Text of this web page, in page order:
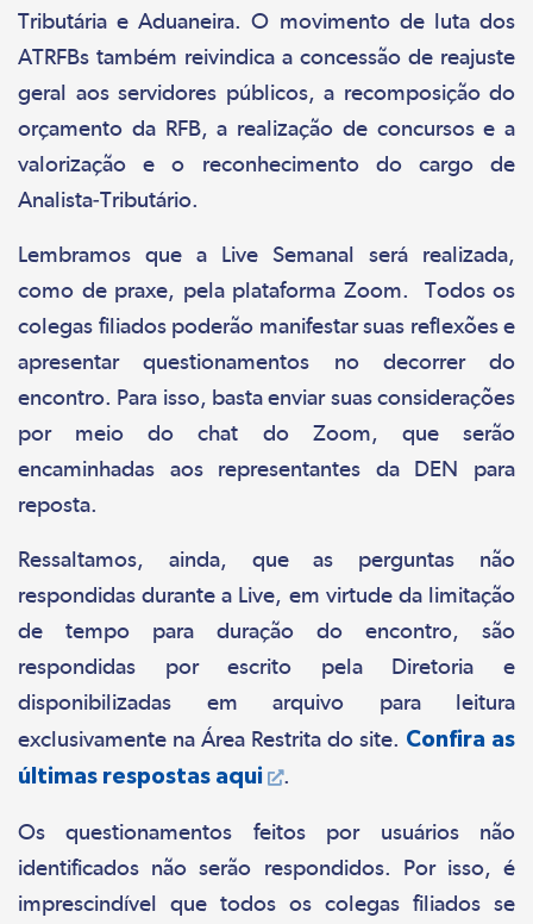
Tributária e Aduaneira. O movimento de luta dos
ATRFBs também reivindica a concessão de reajuste
geral aos servidores públicos, a recomposição do
orçamento da RFB, a realização de concursos e a
valorização e o reconhecimento do cargo de
Analista-Tributário.
Lembramos que a Live Semanal será realizada,
como de praxe, pela plataforma Zoom. Todos os
colegas filiados poderão manifestar suas reflexões e
apresentar questionamentos no decorrer do
encontro. Para isso, basta enviar suas considerações
por meio do chat do Zoom, que serão
encaminhadas aos representantes da DEN para
reposta.
Ressaltamos, ainda, que as perguntas não
respondidas durante a Live, em virtude da limitação
de tempo para duração do encontro, são
respondidas por escrito pela Diretoria e
disponibilizadas em arquivo para leitura
exclusivamente na Área Restrita do site. Confira as
últimas respostas aqui
.
Os questionamentos feitos por usuários não
identificados não serão respondidos. Por isso, é
imprescindível que todos os colegas filiados se